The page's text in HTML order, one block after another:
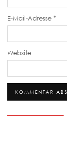
E-Mail-Adresse *
Website